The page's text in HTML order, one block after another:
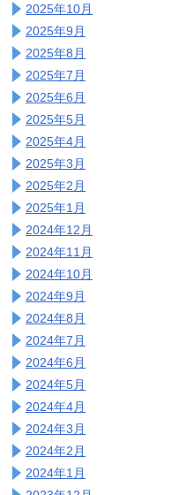
2025年10月
2025年9月
2025年8月
2025年7月
2025年6月
2025年5月
2025年4月
2025年3月
2025年2月
2025年1月
2024年12月
2024年11月
2024年10月
2024年9月
2024年8月
2024年7月
2024年6月
2024年5月
2024年4月
2024年3月
2024年2月
2024年1月